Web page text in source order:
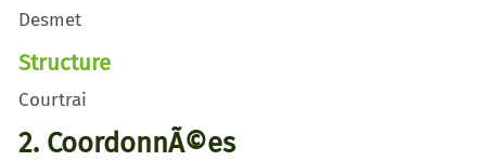
Desmet
Structure
Courtrai
2. CoordonnÃ©es